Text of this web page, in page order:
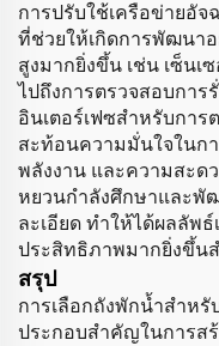
การปรับใช้เครือข่ายอัจ
ที่ช่วยให้เกิดการพัฒนา
สูงมากยิ่งขึ้น เช่น เซ็นเ
ไปถึงการตรวจสอบการ
อินเตอร์เฟซสำหรับกา
สะท้อนความมั่นใจในก
พลังงาน และความสะด
หยวนกำลังศึกษาและพั
ละเอียด ทำให้ได้ผลลัพ
ประสิทธิภาพมากยิ่งขึ้น
สรุป
การเลือกถังพักน้ำสำห
ประกอบสำคัญในการส